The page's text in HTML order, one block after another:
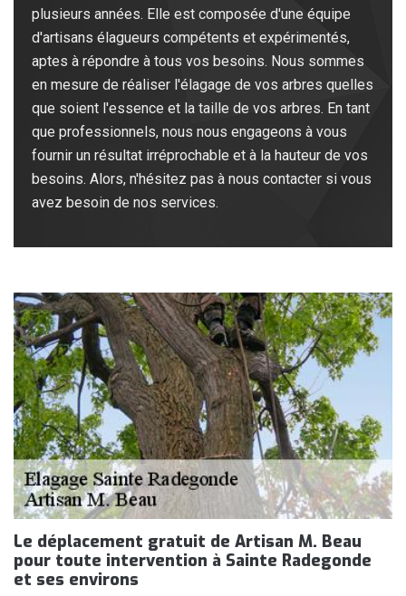
plusieurs années. Elle est composée d'une équipe
d'artisans élagueurs compétents et expérimentés,
aptes à répondre à tous vos besoins. Nous sommes
en mesure de réaliser l'élagage de vos arbres quelles
que soient l'essence et la taille de vos arbres. En tant
que professionnels, nous nous engageons à vous
fournir un résultat irréprochable et à la hauteur de vos
besoins. Alors, n'hésitez pas à nous contacter si vous
avez besoin de nos services.
Le déplacement gratuit de Artisan M. Beau
pour toute intervention à Sainte Radegonde
et ses environs